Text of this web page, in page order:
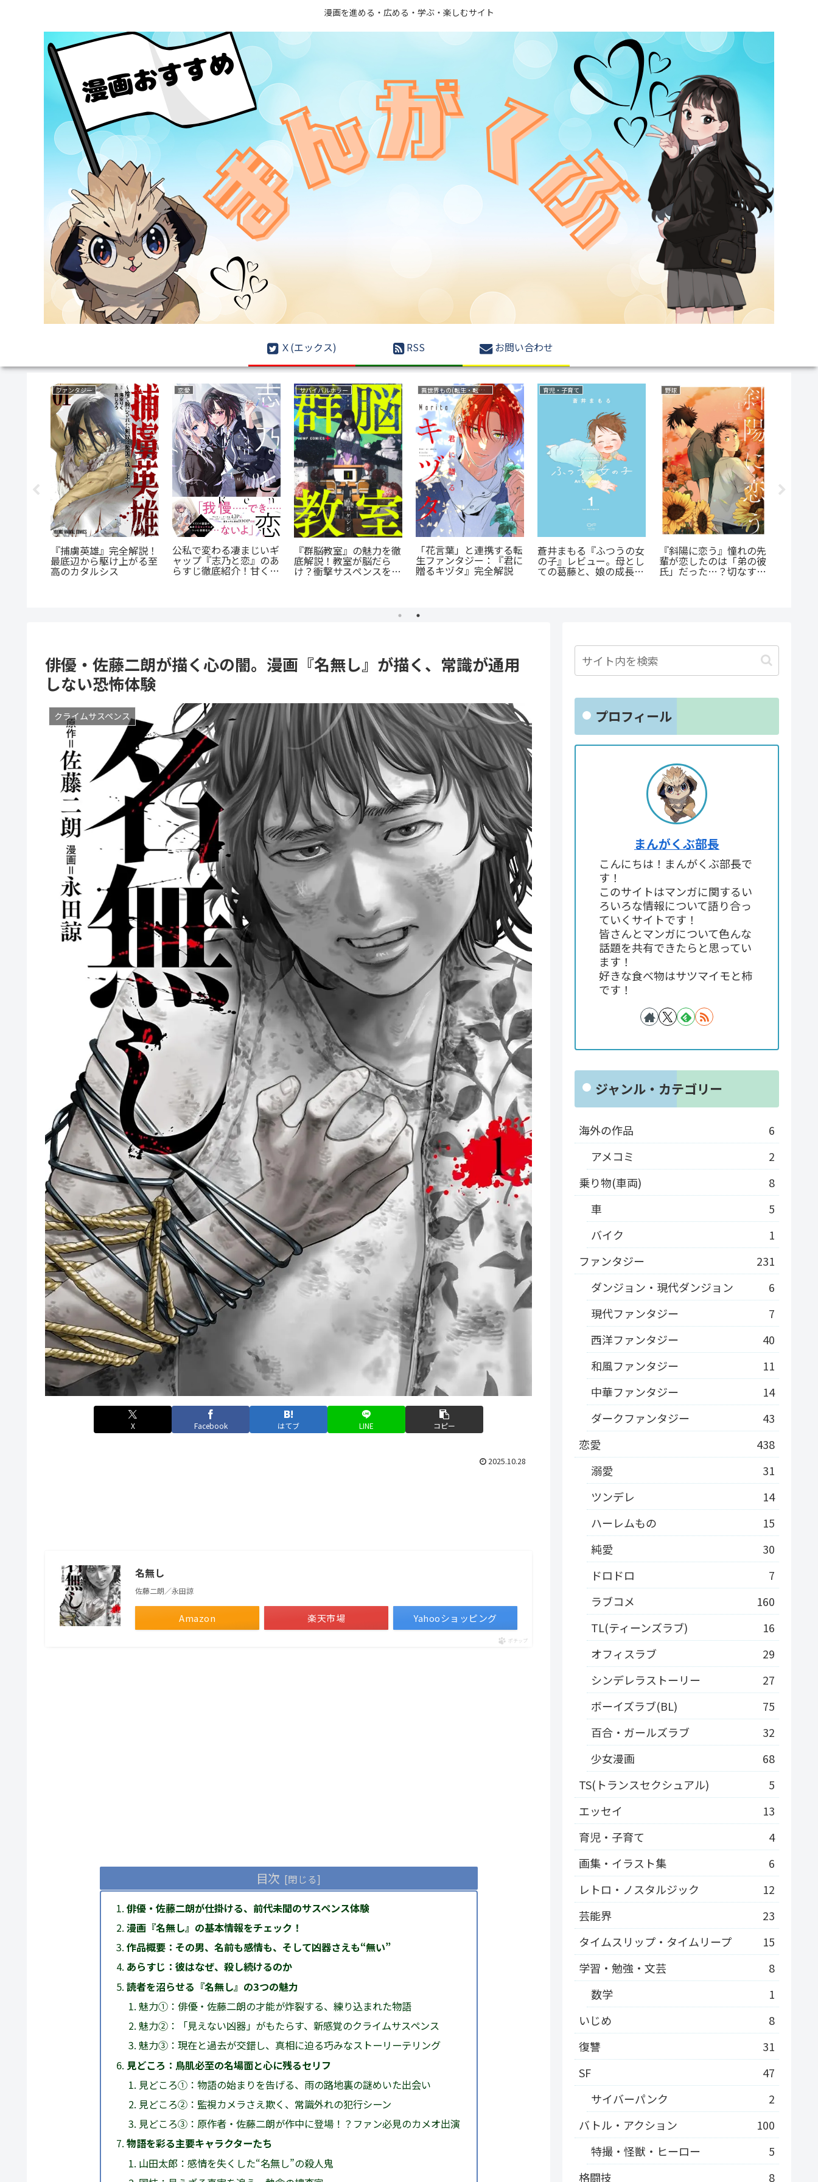
漫画を進める・広める・学ぶ・楽しむサイト
Ｘ(エックス) RSS お問い合わせ
ボーイズラブ(BL)
『たまらないのは恋なの
か』徹底解説：王道の
ミステリー
『幼児A』5歳の殺人
犯、その瞳の奥に潜む闇
とは？ 衝撃作を徹底解
復讐
『罰』全てを失った男の
怒りが爆発する。ノンス
トップ・バイオレンスア
クションを徹底紹介
ファンタジー
あの感動をもう一度！
『D・N・ANGEL』正統
続編『DDNAngels』の
復讐
《65歳の老人が超人
に！？》『山岳超人マツ
オカ』のあらすじ紹介：
戦慄と謎に満ちた山岳殺
サスペンス
『オサナナジミとカノジ
ョと』ただの三角関係じ
ゃない、秘密が渦巻くセ
クシーサスペンスの魅力
俳優・佐藤二朗が描く心の闇。漫画『名無し』が描く、常識が通用
しない恐怖体験
クライムサスペンス
X Facebook はてブ LINE コピー
2025.10.28
名無し
佐藤二朗／永田諒
Amazon 楽天市場 Yahooショッピング
ポチップ
目次
俳優・佐藤二朗が仕掛ける、前代未聞のサスペンス体験
漫画『名無し』の基本情報をチェック！
作品概要：その男、名前も感情も、そして凶器さえも“無い”
あらすじ：彼はなぜ、殺し続けるのか
読者を沼らせる『名無し』の3つの魅力
魅力①：俳優・佐藤二朗の才能が炸裂する、練り込まれた物語
魅力②：「見えない凶器」がもたらす、新感覚のクライムサスペンス
魅力③：現在と過去が交錯し、真相に迫る巧みなストーリーテリング
見どころ：鳥肌必至の名場面と心に残るセリフ
見どころ①：物語の始まりを告げる、雨の路地裏の謎めいた出会い
見どころ②：監視カメラさえ欺く、常識外れの犯行シーン
見どころ③：原作者・佐藤二朗が作中に登場！？ファン必見のカメオ出演
物語を彩る主要キャラクターたち
山田太郎：感情を失くした“名無し”の殺人鬼
プロフィール
まんがくぶ部長
こんにちは！まんがくぶ部長で
す！
このサイトはマンガに関するい
ろいろな情報について語り合っ
ていくサイトです！
皆さんとマンガについて色んな
話題を共有できたらと思ってい
ます！
好きな食べ物はサツマイモと柿
です！
ジャンル・カテゴリー
海外の作品
6
アメコミ
2
乗り物(車両)
8
車
5
バイク
1
ファンタジー
231
ダンジョン・現代ダンジョン
6
現代ファンタジー
7
西洋ファンタジー
40
和風ファンタジー
11
中華ファンタジー
14
ダークファンタジー
43
恋愛
438
溺愛
31
ツンデレ
14
ハーレムもの
15
純愛
30
ドロドロ
7
ラブコメ
160
TL(ティーンズラブ)
16
オフィスラブ
29
シンデレラストーリー
27
ボーイズラブ(BL)
75
百合・ガールズラブ
32
少女漫画
68
TS(トランスセクシュアル)
5
エッセイ
13
育児・子育て
4
画集・イラスト集
6
レトロ・ノスタルジック
12
芸能界
23
タイムスリップ・タイムリープ
15
学習・勉強・文芸
8
数学
1
いじめ
8
復讐
31
SF
47
サイバーパンク
2
バトル・アクション
100
特撮・怪獣・ヒーロー
5
格闘技
8